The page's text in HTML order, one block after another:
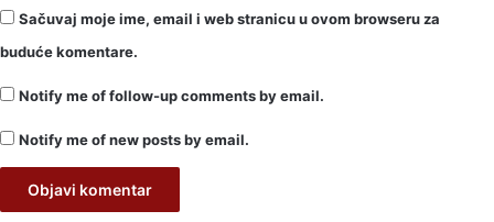
Sačuvaj moje ime, email i web stranicu u ovom browseru za
buduće komentare.
Notify me of follow-up comments by email.
Notify me of new posts by email.